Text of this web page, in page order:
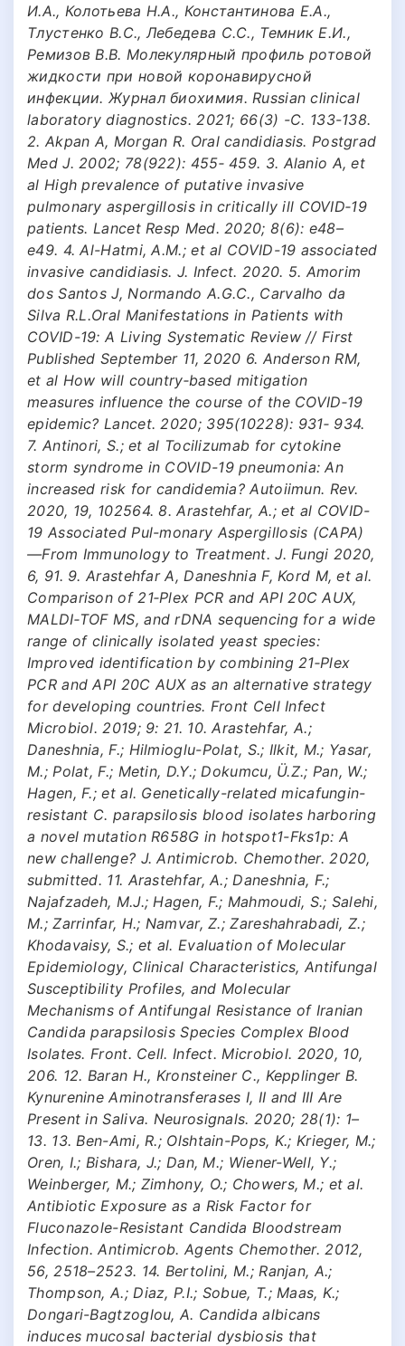
И.А., Колотьева Н.А., Константинова Е.А.,
Тлустенко В.С., Лебедева С.С., Темник Е.И.,
Ремизов В.В. Молекулярный профиль ротовой
жидкости при новой коронавирусной
инфекции. Журнал биохимия. Russian clinical
laboratory diagnostics. 2021; 66(3) -С. 133-138.
2. Akpan A, Morgan R. Oral candidiasis. Postgrad
Med J. 2002; 78(922): 455‐ 459. 3. Alanio A, et
al High prevalence of putative invasive
pulmonary aspergillosis in critically ill COVID‐19
patients. Lancet Resp Med. 2020; 8(6): e48–
e49. 4. Al-Hatmi, A.M.; et al COVID-19 associated
invasive candidiasis. J. Infect. 2020. 5. Amorim
dos Santos J, Normando A.G.C., Carvalho da
Silva R.L.Oral Manifestations in Patients with
COVID-19: A Living Systematic Review // First
Published September 11, 2020 6. Anderson RM,
et al How will country‐based mitigation
measures influence the course of the COVID‐19
epidemic? Lancet. 2020; 395(10228): 931‐ 934.
7. Antinori, S.; et al Tocilizumab for cytokine
storm syndrome in COVID-19 pneumonia: An
increased risk for candidemia? Autoiimun. Rev.
2020, 19, 102564. 8. Arastehfar, A.; et al COVID-
19 Associated Pul-monary Aspergillosis (CAPA)
—From Immunology to Treatment. J. Fungi 2020,
6, 91. 9. Arastehfar A, Daneshnia F, Kord M, et al.
Comparison of 21‐Plex PCR and API 20C AUX,
MALDI‐TOF MS, and rDNA sequencing for a wide
range of clinically isolated yeast species:
Improved identification by combining 21‐Plex
PCR and API 20C AUX as an alternative strategy
for developing countries. Front Cell Infect
Microbiol. 2019; 9: 21. 10. Arastehfar, A.;
Daneshnia, F.; Hilmioglu-Polat, S.; Ilkit, M.; Yasar,
M.; Polat, F.; Metin, D.Y.; Dokumcu, Ü.Z.; Pan, W.;
Hagen, F.; et al. Genetically-related micafungin-
resistant C. parapsilosis blood isolates harboring
a novel mutation R658G in hotspot1-Fks1p: A
new challenge? J. Antimicrob. Chemother. 2020,
submitted. 11. Arastehfar, A.; Daneshnia, F.;
Najafzadeh, M.J.; Hagen, F.; Mahmoudi, S.; Salehi,
M.; Zarrinfar, H.; Namvar, Z.; Zareshahrabadi, Z.;
Khodavaisy, S.; et al. Evaluation of Molecular
Epidemiology, Clinical Characteristics, Antifungal
Susceptibility Profiles, and Molecular
Mechanisms of Antifungal Resistance of Iranian
Candida parapsilosis Species Complex Blood
Isolates. Front. Cell. Infect. Microbiol. 2020, 10,
206. 12. Baran H., Kronsteiner С., Kepplinger В.
Kynurenine Aminotransferases I, II and III Are
Present in Saliva. Neurosignals. 2020; 28(1): 1–
13. 13. Ben-Ami, R.; Olshtain-Pops, K.; Krieger, M.;
Oren, I.; Bishara, J.; Dan, M.; Wiener-Well, Y.;
Weinberger, M.; Zimhony, O.; Chowers, M.; et al.
Antibiotic Exposure as a Risk Factor for
Fluconazole-Resistant Candida Bloodstream
Infection. Antimicrob. Agents Chemother. 2012,
56, 2518–2523. 14. Bertolini, M.; Ranjan, A.;
Thompson, A.; Diaz, P.I.; Sobue, T.; Maas, K.;
Dongari-Bagtzoglou, A. Candida albicans
induces mucosal bacterial dysbiosis that